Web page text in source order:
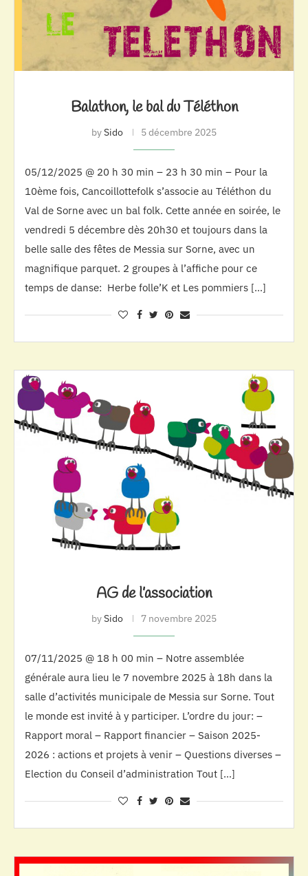
Balathon, le bal du Téléthon
bySido 5 décembre 2025
05/12/2025 @ 20 h 30 min – 23 h 30 min – Pour la
10ème fois, Cancoillottefolk s’associe au Téléthon du
Val de Sorne avec un bal folk. Cette année en soirée, le
vendredi 5 décembre dès 20h30 et toujours dans la
belle salle des fêtes de Messia sur Sorne, avec un
magnifique parquet. 2 groupes à l’affiche pour ce
temps de danse: Herbe folle’K et Les pommiers […]
AG de l’association
bySido 7 novembre 2025
07/11/2025 @ 18 h 00 min – Notre assemblée
générale aura lieu le 7 novembre 2025 à 18h dans la
salle d’activités municipale de Messia sur Sorne. Tout
le monde est invité à y participer. L’ordre du jour: –
Rapport moral – Rapport financier – Saison 2025-
2026 : actions et projets à venir – Questions diverses –
Election du Conseil d’administration Tout […]